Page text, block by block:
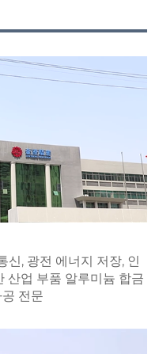
신, 광전 에너지 저장, 인
산업 부품 알루미늄 합금
전문